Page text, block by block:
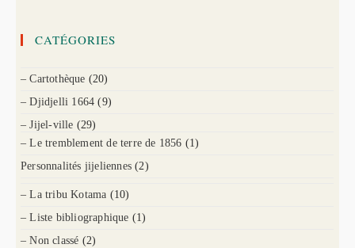
CATÉGORIES
– Cartothèque (20)
– Djidjelli 1664 (9)
– Jijel-ville (29)
– Le tremblement de terre de 1856 (1)
Personnalités jijeliennes (2)
– La tribu Kotama (10)
– Liste bibliographique (1)
– Non classé (2)